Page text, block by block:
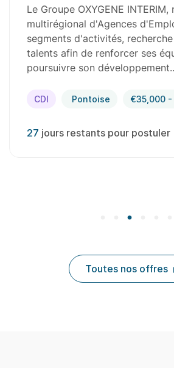
Le Groupe OXYGENE INTERIM,
multirégional d'Agences
segments d'activités,
talents afin de renforcer ses
poursuivre son
CDI Pontoise €35,000
27 jours restants pour postuler
Toutes nos offres